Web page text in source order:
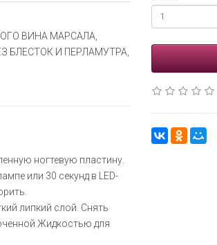
ВИНА МАРСАЛА,
БЛЕСТОК И ПЕРЛАМУТРА,
ногтевую пластину.
или 30 секунд в LED-
липкий слой. Снять
Жидкостью для